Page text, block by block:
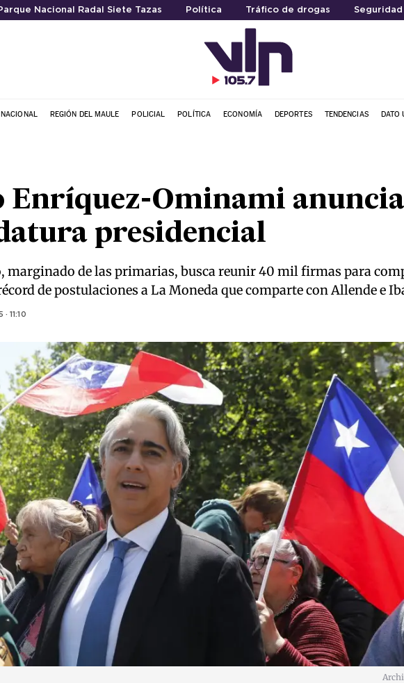
Nacional Radal Siete Tazas Política Tráfico de drogas Seguridad
NACIONAL REGIÓN DEL MAULE POLICIAL POLÍTICA ECONOMÍA DEPORTES TENDENCIAS DATO
Enríquez-Ominami
presidencial
marginado de las primarias, busca reunir 40 mil firmas para
de postulaciones a La Moneda que comparte con Allende e
11:10